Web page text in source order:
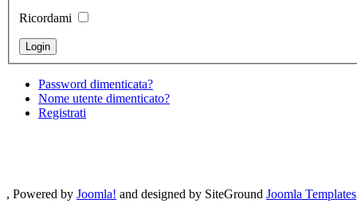
Ricordami
Password dimenticata?
Nome utente dimenticato?
Registrati
, Powered by Joomla! and designed by SiteGround Joomla Templates